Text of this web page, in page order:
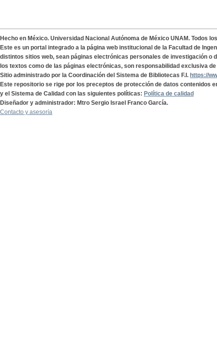
Hecho en México. Universidad Nacional Autónoma de México UNAM. Todos
Este es un portal integrado a la página web institucional de la Facultad de
distintos sitios web, sean páginas electrónicas personales de investigación o
los textos como de las páginas electrónicas, son responsabilidad exclusiva
Sitio administrado por la Coordinación del Sistema de Bibliotecas F.I. https://
Este repositorio se rige por los preceptos de protección de datos contenidos
y el Sistema de Calidad con las siguientes políticas: Política de calidad
Diseñador y administrador: Mtro Sergio Israel Franco García.
Contacto y asesoría